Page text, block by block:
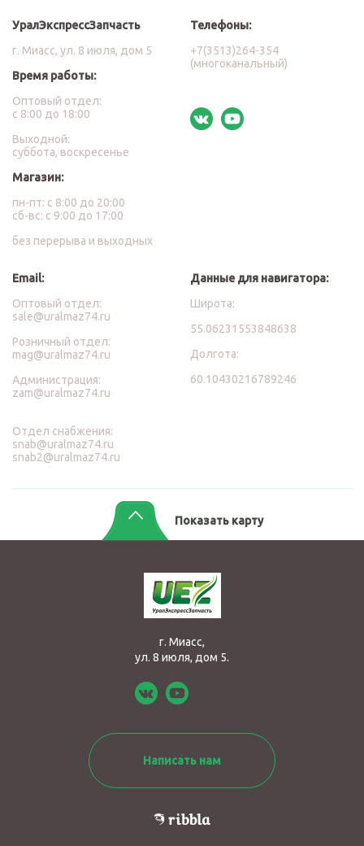
УралЭкспрессЗапчасть
г. Миасс, ул. 8 июля, дом 5
Время работы:
Оптовый отдел:
с 8:00 до 18:00
Выходной:
суббота, воскресенье
Магазин:
пн-пт: с 8:00 до 20:00
сб-вс: с 9:00 до 17:00
без перерыва и выходных
Телефоны:
+7(3513)264-354
(многоканальный)
Email:
Оптовый отдел:
sale@uralmaz74.ru
Розничный отдел:
mag@uralmaz74.ru
Администрация:
zam@uralmaz74.ru
Отдел снабжения:
snab@uralmaz74.ru
snab2@uralmaz74.ru
Данные для навигатора:
Широта:
55.06231553848638
Долгота:
60.10430216789246
Показать карту
г. Миасс,
ул. 8 июля, дом 5.
Написать нам